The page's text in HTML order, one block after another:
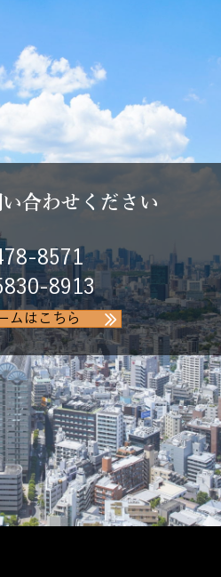
合わせください
8571
8913
ムはこちら